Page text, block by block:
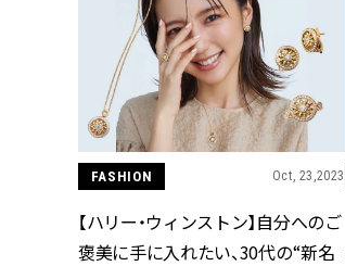
FASHION Oct, 23,2023
【ハリー・ウィンストン】自分へのご
褒美に手に入れたい、30代の“新名